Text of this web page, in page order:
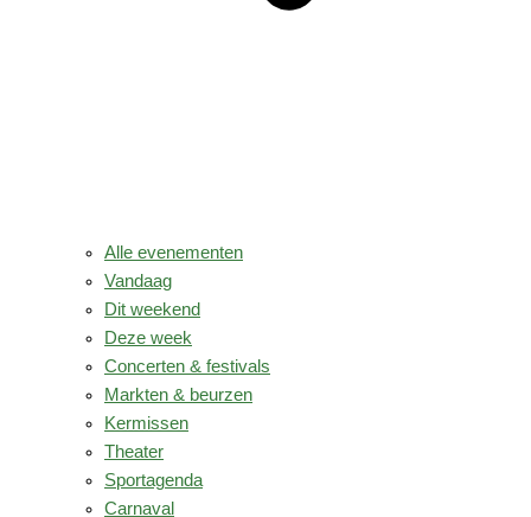
Alle evenementen
Vandaag
Dit weekend
Deze week
Concerten & festivals
Markten & beurzen
Kermissen
Theater
Sportagenda
Carnaval